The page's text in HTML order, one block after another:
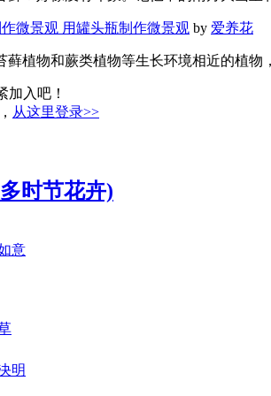
用罐头瓶制作微景观 by 爱养花
藓植物和蕨类植物等生长环境相近的植物
加入吧！
从这里登录>>
时节花卉)
意
明